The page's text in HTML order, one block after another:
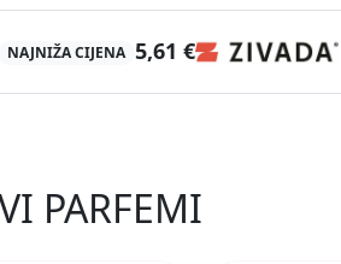
NAJNIŽA CIJENA 5,61 €
PARFEMI